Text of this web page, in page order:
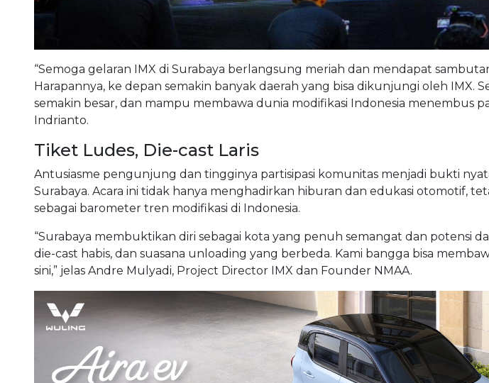
“Semoga gelaran IMX di Surabaya berlangsung meriah dan mendapat
Harapannya, ke depan semakin banyak daerah yang bisa dikunjungi oleh IMX.
semakin besar, dan mampu membawa dunia modifikasi Indonesia menembus
Indrianto.
Tiket Ludes, Die-cast Laris
Antusiasme pengunjung dan tingginya partisipasi komunitas menjadi bukti
Surabaya. Acara ini tidak hanya menghadirkan hiburan dan edukasi otomotif,
sebagai barometer tren modifikasi di Indonesia.
“Surabaya membuktikan diri sebagai kota yang penuh semangat dan potensi
die-cast habis, dan suasana unloading yang berbeda. Kami bangga bisa
sini,” jelas Andre Mulyadi, Project Director IMX dan Founder NMAA.